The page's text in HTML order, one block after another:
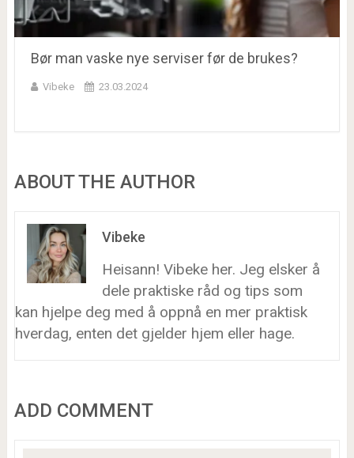
Bør man vaske nye serviser før de brukes?
Vibeke 23.03.2024
ABOUT THE AUTHOR
Vibeke
Heisann! Vibeke her. Jeg elsker å
dele praktiske råd og tips som
kan hjelpe deg med å oppnå en mer praktisk
hverdag, enten det gjelder hjem eller hage.
ADD COMMENT